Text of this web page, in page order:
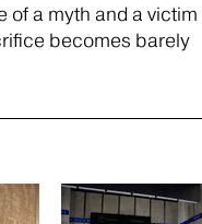
of a myth and a victim
becomes barely